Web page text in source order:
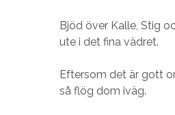
Bjöd över Kalle, Stig
ute i det fina vädret.
Eftersom det är gott
så flög dom iväg.